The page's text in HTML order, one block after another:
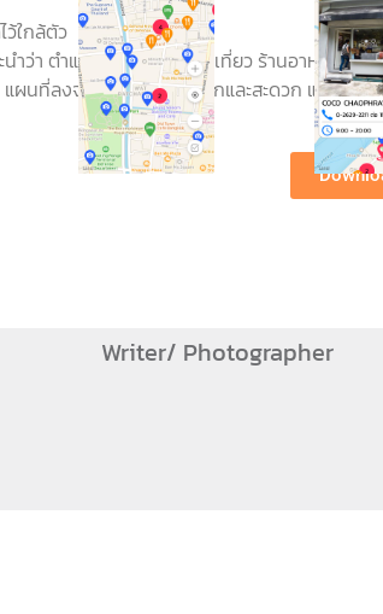
ใกล้ตัว
ำว่า ตำแหน่งรอบตัวเรามีที่เที่ยว ร้านอาหาร ร้
ผนที่ลงจุดใช้งานง่าย ดูสนุกและสะดวก แค่ดูภาพ
Writer/ Photographer